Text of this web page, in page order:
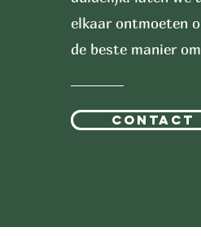
elkaar ontmoeten
de beste manier
contact